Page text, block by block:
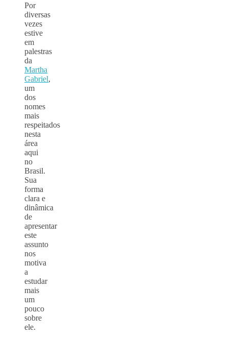
Por
diversas
vezes
estive
em
palestras
da
Martha
Gabriel,
um
dos
nomes
mais
respeitados
nesta
área
aqui
no
Brasil.
Sua
forma
clara e
dinâmica
de
apresentar
este
assunto
nos
motiva
a
estudar
mais
um
pouco
sobre
ele.